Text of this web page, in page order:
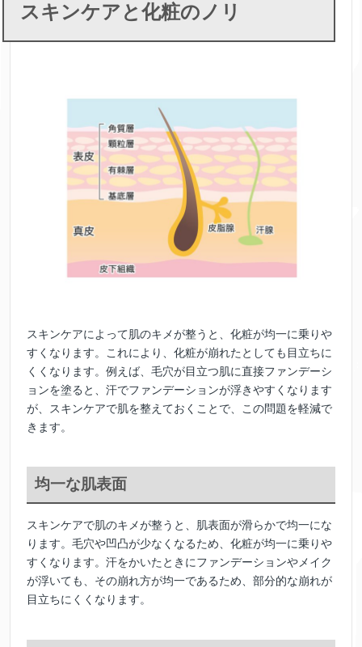
スキンケアと化粧のノリ
スキンケアによって肌のキメが整うと、化粧が均一に乗りや
すくなります。これにより、化粧が崩れたとしても目立ちに
くくなります。例えば、毛穴が目立つ肌に直接ファンデーシ
ョンを塗ると、汗でファンデーションが浮きやすくなります
が、スキンケアで肌を整えておくことで、この問題を軽減で
きます。
均一な肌表面
スキンケアで肌のキメが整うと、肌表面が滑らかで均一にな
ります。毛穴や凹凸が少なくなるため、化粧が均一に乗りや
すくなります。汗をかいたときにファンデーションやメイク
が浮いても、その崩れ方が均一であるため、部分的な崩れが
目立ちにくくなります。